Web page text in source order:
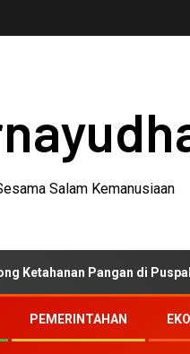
Salam Kemanusiaan
Pangan di Puspahiang
PEMERINTAHAN